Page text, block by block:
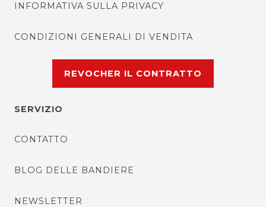
INFORMATIVA SULLA PRIVACY
CONDIZIONI GENERALI DI VENDITA
REVOCHER IL CONTRATTO
SERVIZIO
CONTATTO
BLOG DELLE BANDIERE
NEWSLETTER